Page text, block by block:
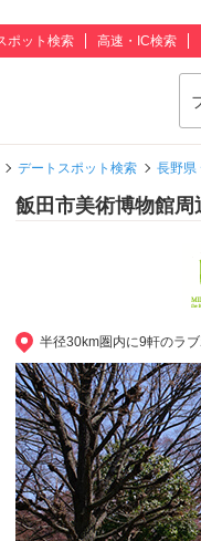
ポット検索 高速・IC検索
デートスポット検索 長野県
飯田市美術博物館
半径30km圏内に9軒のラ